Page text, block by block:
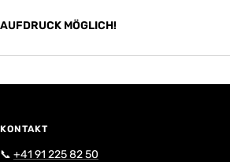
AUFDRUCK MÖGLICH!
KONTAKT
📞 +41 91 225 82 50